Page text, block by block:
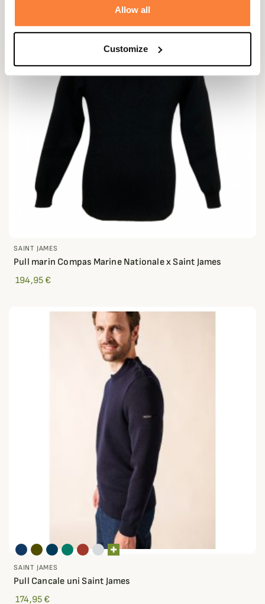
Allow all
Customize
SAINT JAMES
Pull marin Compas Marine Nationale x Saint James
194,95 €
SAINT JAMES
Pull Cancale uni Saint James
174,95 €